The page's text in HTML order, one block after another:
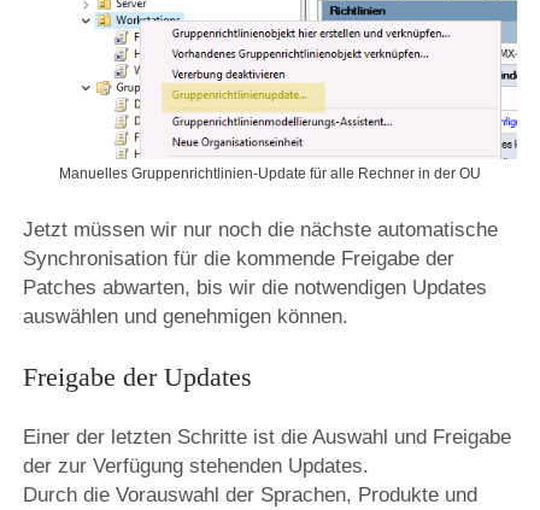
Manuelles Gruppenrichtlinien-Update für alle Rechner in der OU
Jetzt müssen wir nur noch die nächste automatische
Synchronisation für die kommende Freigabe der
Patches abwarten, bis wir die notwendigen Updates
auswählen und genehmigen können.
Freigabe der Updates
Einer der letzten Schritte ist die Auswahl und Freigabe
der zur Verfügung stehenden Updates.
Durch die Vorauswahl der Sprachen, Produkte und